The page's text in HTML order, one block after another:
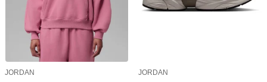
JORDAN JORDAN